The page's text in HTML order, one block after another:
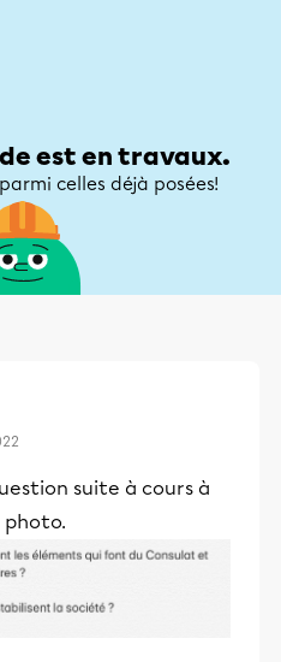
est en travaux.
celles déjà posées!
suite à cours à
photo.